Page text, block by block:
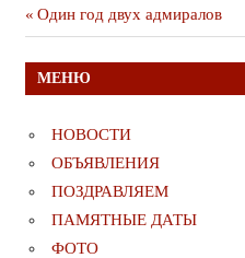
Навигация
по
записям
Предыдущая
публикация
Один год двух адмиралов
МЕНЮ
НОВОСТИ
ОБЪЯВЛЕНИЯ
ПОЗДРАВЛЯЕМ
ПАМЯТНЫЕ ДАТЫ
ФОТО